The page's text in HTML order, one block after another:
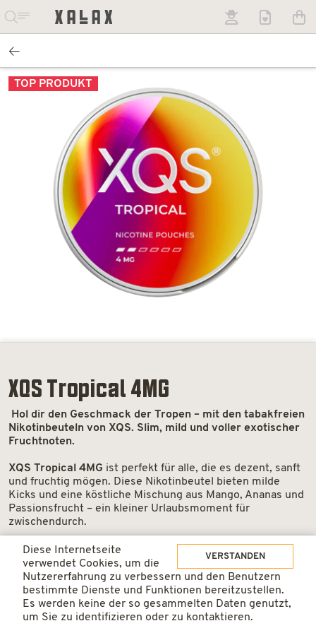
TOP PRODUKT
XQS Tropical 4MG
Hol dir den Geschmack der Tropen – mit den tabakfreien
Nikotinbeuteln von XQS. Slim, mild und voller exotischer
Fruchtnoten.
XQS Tropical 4MG ist perfekt für alle, die es dezent, sanft
und fruchtig mögen. Diese Nikotinbeutel bieten milde
Kicks und eine köstliche Mischung aus Mango, Ananas und
Passionsfrucht – ein kleiner Urlaubsmoment für
zwischendurch.
Die natürliche Pflanzenfaserfüllung sorgt nicht nur dafür,
dass deine Zähne weiss bleiben, sondern auch für
minimalen Drip. So kannst du dich über eine
langanhaltende Freisetzung von Geschmack und Nikotin
freuen. Diskret, lecker und erfrischend.
VERSTANDEN
Diese Internetseite
verwendet Cookies, um die
Nutzererfahrung zu verbessern und den Benutzern
bestimmte Dienste und Funktionen bereitzustellen.
Es werden keine der so gesammelten Daten genutzt,
um Sie zu identifizieren oder zu kontaktieren.